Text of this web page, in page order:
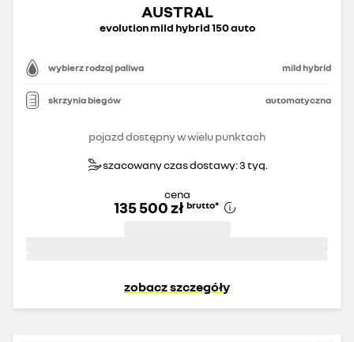
AUSTRAL
evolution mild hybrid 150 auto
wybierz rodzaj paliwa mild hybrid
skrzynia biegów automatyczna
pojazd dostępny w wielu punktach
szacowany czas dostawy: 3 tyg.
cena
135 500 zł brutto*
zobacz szczegóły